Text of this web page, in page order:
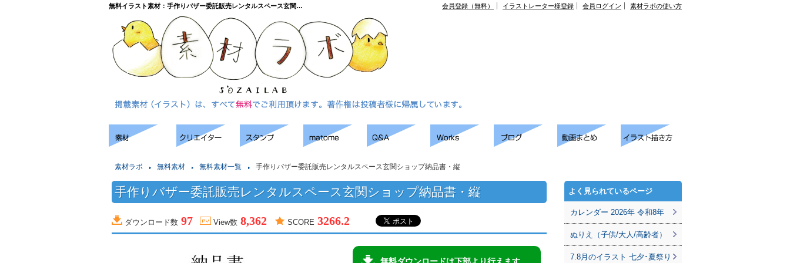
無料イラスト素材：手作りバザー委託販売レンタルスペース玄関… 会員登録（無料） イラストレーター様登録 会員ログイン 素材ラボの使い方
素材ラボ 無料素材 無料素材一覧 手作りバザー委託販売レンタルスペース玄関ショップ納品書・縦
手作りバザー委託販売レンタルスペース玄関ショップ納品書・縦
ダウンロード数 97 View数 8,362 SCORE 3266.2
よく見られているページ
カレンダー 2026年 令和8年
ぬりえ（子供/大人/高齢者）
7.8月のイラスト 七夕･夏祭り